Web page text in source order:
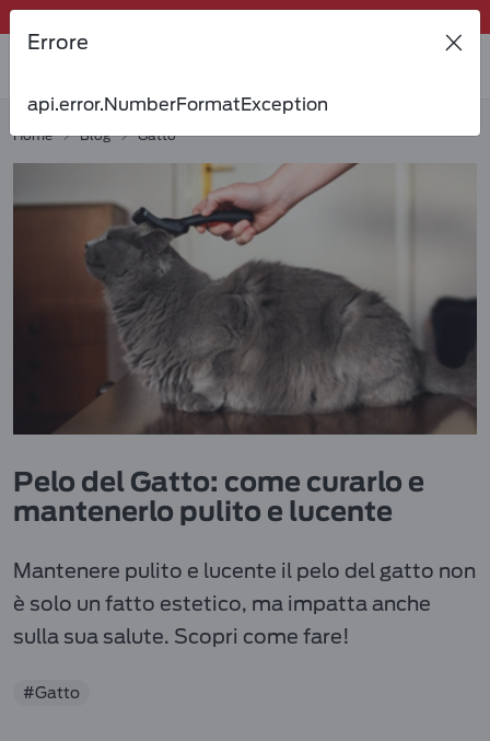
Errore
api.error.NumberFormatException
Tanti sconti e novità ti aspettano, non perderteli!
Invita un amico per te 5€ di sconto sul prossimo ordine!
Home
Blog Gatto
Pelo del Gatto: come curarlo e
mantenerlo pulito e lucente
Mantenere pulito e lucente il pelo del gatto non
è solo un fatto estetico, ma impatta anche
sulla sua salute. Scopri come fare!
#Gatto